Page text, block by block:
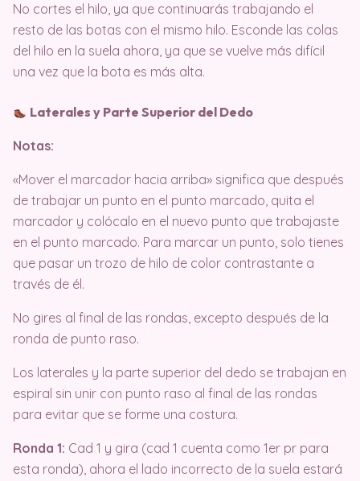
No cortes el hilo, ya que continuarás trabajando el
resto de las botas con el mismo hilo. Esconde las colas
del hilo en la suela ahora, ya que se vuelve más difícil
una vez que la bota es más alta.
Laterales y Parte Superior del Dedo
Notas:
«Mover el marcador hacia arriba» significa que después
de trabajar un punto en el punto marcado, quita el
marcador y colócalo en el nuevo punto que trabajaste
en el punto marcado. Para marcar un punto, solo tienes
que pasar un trozo de hilo de color contrastante a
través de él.
No gires al final de las rondas, excepto después de la
ronda de punto raso.
Los laterales y la parte superior del dedo se trabajan en
espiral sin unir con punto raso al final de las rondas
para evitar que se forme una costura.
Ronda 1: Cad 1 y gira (cad 1 cuenta como 1er pr para
esta ronda), ahora el lado incorrecto de la suela estará